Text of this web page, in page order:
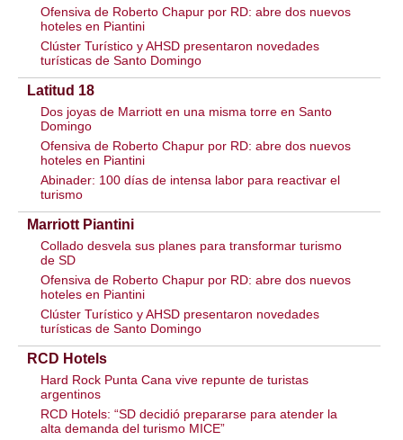
Ofensiva de Roberto Chapur por RD: abre dos nuevos
hoteles en Piantini
Clúster Turístico y AHSD presentaron novedades
turísticas de Santo Domingo
Latitud 18
Dos joyas de Marriott en una misma torre en Santo
Domingo
Ofensiva de Roberto Chapur por RD: abre dos nuevos
hoteles en Piantini
Abinader: 100 días de intensa labor para reactivar el
turismo
Marriott Piantini
Collado desvela sus planes para transformar turismo
de SD
Ofensiva de Roberto Chapur por RD: abre dos nuevos
hoteles en Piantini
Clúster Turístico y AHSD presentaron novedades
turísticas de Santo Domingo
RCD Hotels
Hard Rock Punta Cana vive repunte de turistas
argentinos
RCD Hotels: “SD decidió prepararse para atender la
alta demanda del turismo MICE”